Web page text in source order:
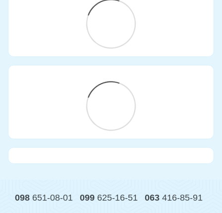
098 651-08-01 099 625-16-51 063 416-85-91